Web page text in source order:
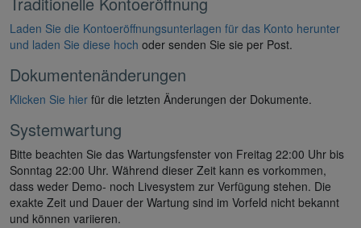
Laden Sie die Kontoeröffnungsunterlagen für das Konto herunter
und laden Sie diese hoch oder senden Sie sie per Post.
Dokumentenänderungen
Klicken Sie hier für die letzten Änderungen der Dokumente.
Systemwartung
Bitte beachten Sie das Wartungsfenster von Freitag 22:00 Uhr bis
Sonntag 22:00 Uhr. Während dieser Zeit kann es vorkommen,
dass weder Demo- noch Livesystem zur Verfügung stehen. Die
exakte Zeit und Dauer der Wartung sind im Vorfeld nicht bekannt
und können variieren.